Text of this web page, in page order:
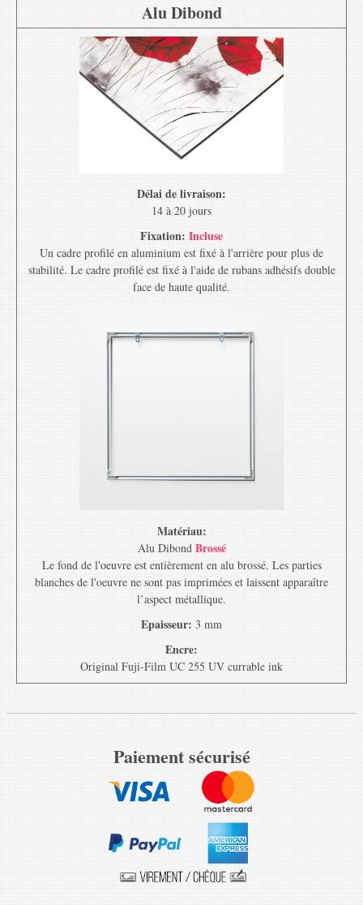
Alu Dibond
Délai de livraison:
14 à 20 jours
Fixation: Incluse
Un cadre profilé en aluminium est fixé à l'arrière pour plus de
stabilité. Le cadre profilé est fixé à l'aide de rubans adhésifs double
face de haute qualité.
Matériau:
Alu Dibond Brossé
Le fond de l'oeuvre est entièrement en alu brossé. Les parties
blanches de l'oeuvre ne sont pas imprimées et laissent apparaître
l’aspect métallique.
Epaisseur: 3 mm
Encre:
Original Fuji-Film UC 255 UV currable ink
Paiement sécurisé